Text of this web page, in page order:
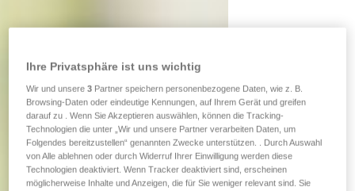
Ihre Privatsphäre ist uns wichtig
Wir und unsere3 Partner speichern personenbezogene Daten, wie z. B.
Browsing-Daten oder eindeutige Kennungen, auf Ihrem Gerät und greifen
darauf zu . Wenn Sie Akzeptieren auswählen, können die Tracking-
Technologien die unter „Wir und unsere Partner verarbeiten Daten, um
Folgendes bereitzustellen“ genannten Zwecke unterstützen. . Durch Auswahl
von Alle ablehnen oder durch Widerruf Ihrer Einwilligung werden diese
Technologien deaktiviert. Wenn Tracker deaktiviert sind, erscheinen
möglicherweise Inhalte und Anzeigen, die für Sie weniger relevant sind. Sie